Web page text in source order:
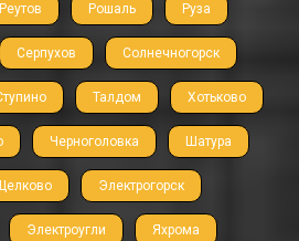
Реутов Рошаль Руза
Серпухов Солнечногорск
Талдом Хотьково
Черноголовка Шатура
Электрогорск
Электроугли Яхрома